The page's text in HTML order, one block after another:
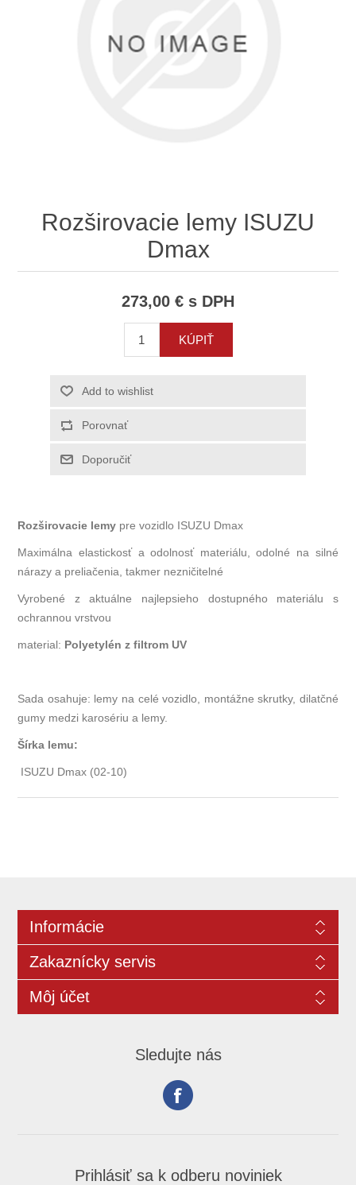
Rozširovacie lemy ISUZU
Dmax
273,00 € s DPH
Rozširovacie lemy pre vozidlo ISUZU Dmax
Maximálna elastickosť a odolnosť materiálu, odolné na silné
nárazy a preliačenia, takmer nezničitelné
Vyrobené z aktuálne najlepsieho dostupného materiálu s
ochrannou vrstvou
material: Polyetylén z filtrom UV
Sada osahuje: lemy na celé vozidlo, montážne skrutky, dilatčné
gumy medzi karosériu a lemy.
Šírka lemu:
ISUZU Dmax (02-10)
Informácie
Zakaznícky servis
Môj účet
Sledujte nás
Prihlásiť sa k odberu noviniek